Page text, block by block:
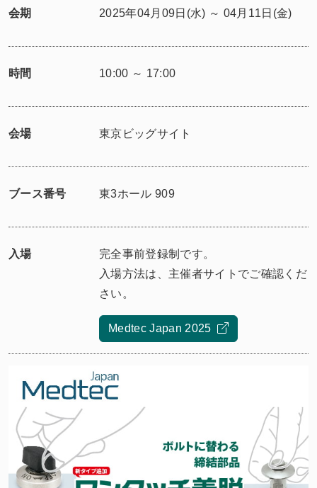
会期 2025年04月09日(水) ～ 04月11日(金)
時間 10:00 ～ 17:00
会場 東京ビッグサイト
ブース番号 東3ホール 909
入場
完全事前登録制です。
入場方法は、主催者サイトでご確認くだ
さい。
Medtec Japan 2025